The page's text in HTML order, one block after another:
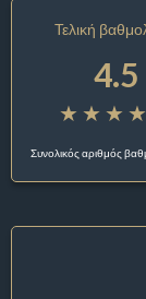
Τελική
4.5
Συνολικός αριθμός